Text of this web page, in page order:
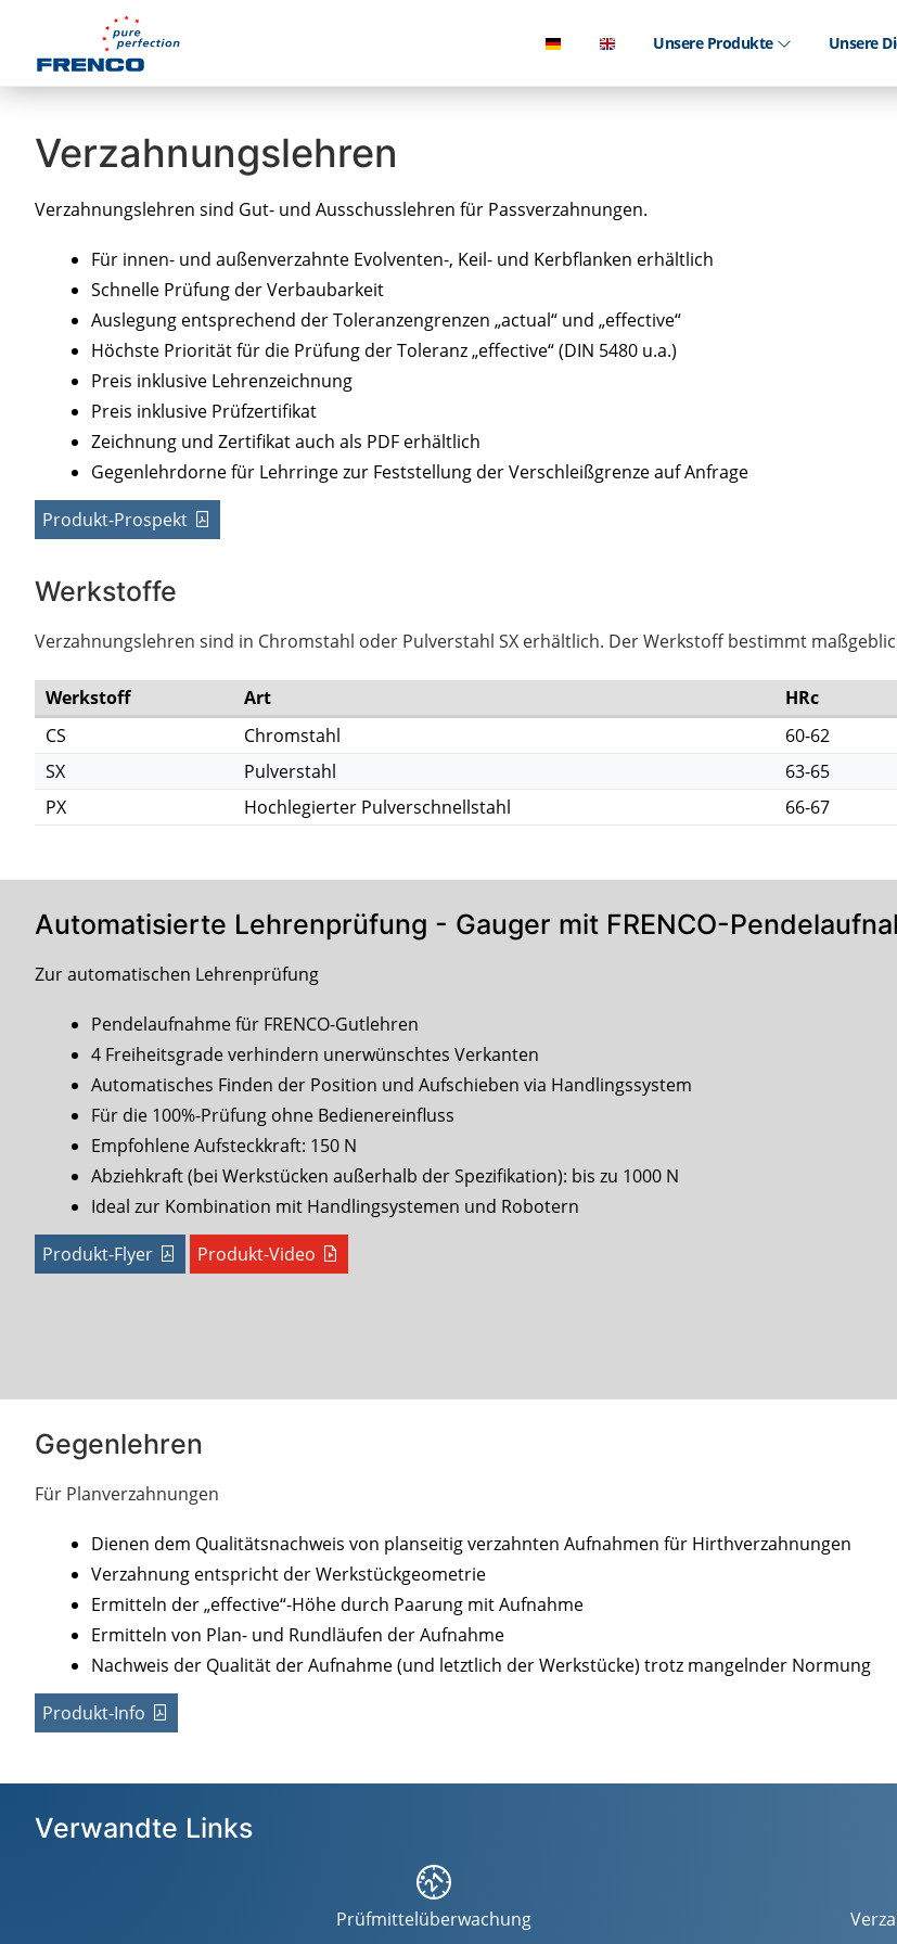
Unsere Produkte Unsere
Verzahnungslehren
Verzahnungslehren sind Gut- und Ausschusslehren für Passverzahnungen.
Für innen- und außenverzahnte Evolventen-, Keil- und Kerbflanken erhältlich
Schnelle Prüfung der Verbaubarkeit
Auslegung entsprechend der Toleranzengrenzen „actual“ und „effective“
Höchste Priorität für die Prüfung der Toleranz „effective“ (DIN 5480 u.a.)
Preis inklusive Lehrenzeichnung
Preis inklusive Prüfzertifikat
Zeichnung und Zertifikat auch als PDF erhältlich
Gegenlehrdorne für Lehrringe zur Feststellung der Verschleißgrenze auf Anfrage
Produkt-Prospekt
Werkstoffe
Verzahnungslehren sind in Chromstahl oder Pulverstahl SX erhältlich. Der Werkstoff bestimmt
Werkstoff Art HRc
CS
Chromstahl 60-62
SX
Pulverstahl 63-65
PX
Hochlegierter Pulverschnellstahl 66-67
Automatisierte Lehrenprüfung - Gauger mit FRENCO-
Zur automatischen Lehrenprüfung
Pendelaufnahme für FRENCO-Gutlehren
4 Freiheitsgrade verhindern unerwünschtes Verkanten
Automatisches Finden der Position und Aufschieben via Handlingssystem
Für die 100%-Prüfung ohne Bedienereinfluss
Empfohlene Aufsteckkraft: 150 N
Abziehkraft (bei Werkstücken außerhalb der Spezifikation): bis zu 1000 N
Ideal zur Kombination mit Handlingsystemen und Robotern
Produkt-Flyer
Produkt-Video
Gegenlehren
Für Planverzahnungen
Dienen dem Qualitätsnachweis von planseitig verzahnten Aufnahmen für Hirthverzahnungen
Verzahnung entspricht der Werkstückgeometrie
Ermitteln der „effective“-Höhe durch Paarung mit Aufnahme
Ermitteln von Plan- und Rundläufen der Aufnahme
Nachweis der Qualität der Aufnahme (und letztlich der Werkstücke) trotz mangelnder Normung
Produkt-Info
Verwandte Links
Prüfmittelüberwachung